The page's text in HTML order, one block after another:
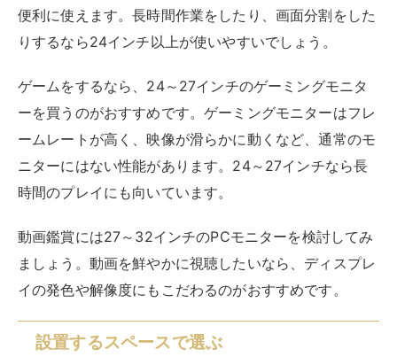
便利に使えます。長時間作業をしたり、画面分割をした
りするなら24インチ以上が使いやすいでしょう。
ゲームをするなら、24～27インチのゲーミングモニタ
ーを買うのがおすすめです。ゲーミングモニターはフレ
ームレートが高く、映像が滑らかに動くなど、通常のモ
ニターにはない性能があります。24～27インチなら長
時間のプレイにも向いています。
動画鑑賞には27～32インチのPCモニターを検討してみ
ましょう。動画を鮮やかに視聴したいなら、ディスプレ
イの発色や解像度にもこだわるのがおすすめです。
設置するスペースで選ぶ